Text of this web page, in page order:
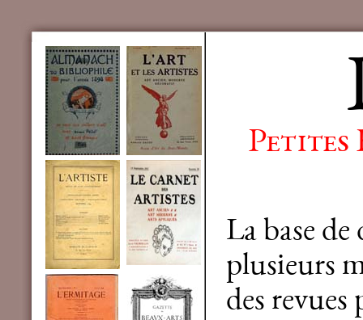
Petites
La base
plusieurs
des revues